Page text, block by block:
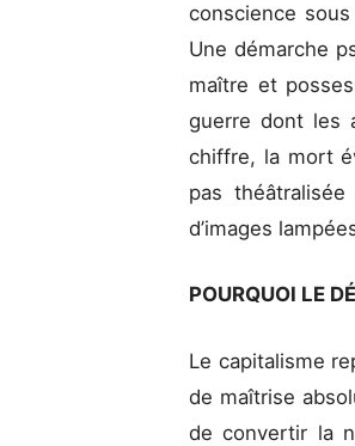
conscience
Une démarche
maître et
guerre dont les
chiffre, la mort
pas
d’images
POURQUOI LE
Le capitalisme
de maîtrise
de convertir la